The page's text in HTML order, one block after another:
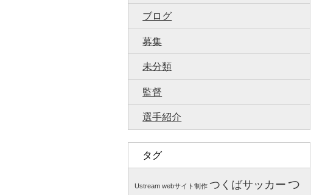
ブログ
募集
未分類
監督
選手紹介
タグ
Ustream webサイト制作 つくばサッカーつ